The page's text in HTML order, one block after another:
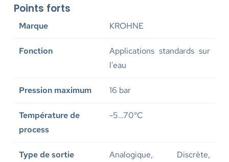
Points forts
Marque KROHNE
Fonction
Applications standards sur
l'eau
Pression maximum 16 bar
Température de
process
-5…70°C
Type de sortie
Analogique, Discrète,